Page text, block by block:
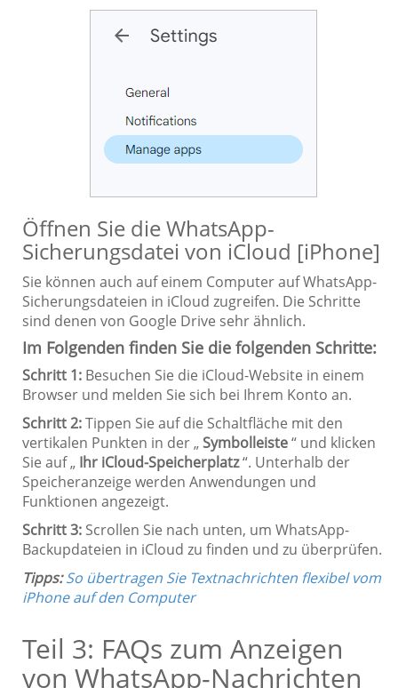
Öffnen Sie die WhatsApp-
Sicherungsdatei von iCloud [iPhone]
Sie können auch auf einem Computer auf WhatsApp-
Sicherungsdateien in iCloud zugreifen. Die Schritte
sind denen von Google Drive sehr ähnlich.
Im Folgenden finden Sie die folgenden Schritte:
Schritt 1: Besuchen Sie die iCloud-Website in einem
Browser und melden Sie sich bei Ihrem Konto an.
Schritt 2:Tippen Sie auf die Schaltfläche mit den
vertikalen Punkten in der „Symbolleiste“ und klicken
Sie auf „ Ihr iCloud-Speicherplatz“. Unterhalb der
Speicheranzeige werden Anwendungen und
Funktionen angezeigt.
Schritt 3: Scrollen Sie nach unten, um WhatsApp-
Backupdateien in iCloud zu finden und zu überprüfen.
Tipps: So übertragen Sie Textnachrichten flexibel vom
iPhone auf den Computer
Teil 3: FAQs zum Anzeigen
von WhatsApp-Nachrichten